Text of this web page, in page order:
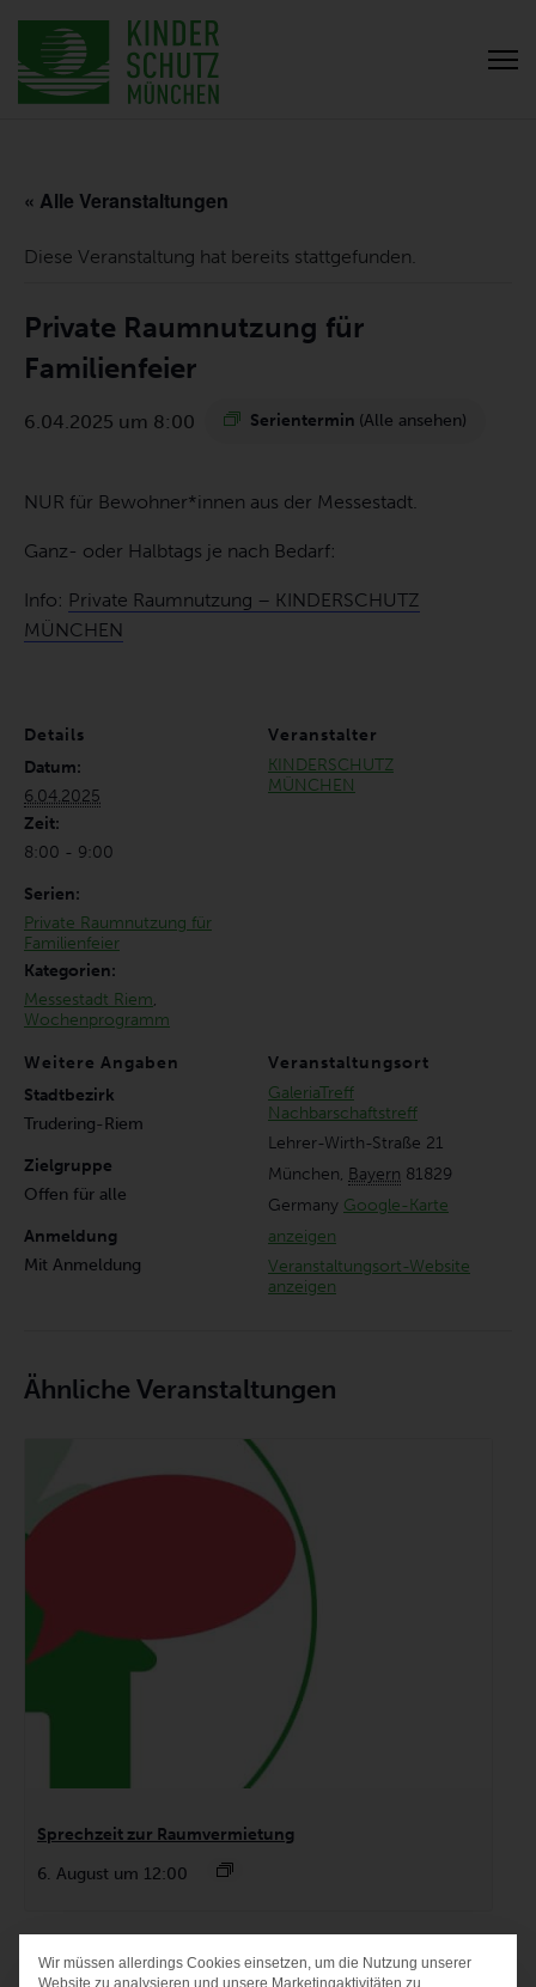
« Alle Veranstaltungen
Diese Veranstaltung hat bereits stattgefunden.
Private Raumnutzung für
Familienfeier
6.04.2025 um 8:00 Serientermin (Alle ansehen)
NUR für Bewohner*innen aus der Messestadt.
Ganz- oder Halbtags je nach Bedarf:
Info: Private Raumnutzung – KINDERSCHUTZ
MÜNCHEN
Details
Datum:
6.04.2025
Zeit:
8:00 - 9:00
Serien:
Private Raumnutzung für
Familienfeier
Kategorien:
Messestadt Riem,
Wochenprogramm
Veranstaltungsort
GaleriaTreff
Nachbarschaftstreff
Lehrer-Wirth-Straße 21
München, Bayern 81829
Germany Google-Karte
anzeigen
Veranstaltungsort-Website
anzeigen
Veranstalter
KINDERSCHUTZ
MÜNCHEN
Weitere Angaben
Stadtbezirk
Trudering-Riem
Zielgruppe
Offen für alle
Anmeldung
Mit Anmeldung
Ähnliche Veranstaltungen
Sprechzeit zur Raumvermietung
6. August um 12:00
DATENSCHUTZ-
Wir müssen allerdings Cookies einsetzen, um die Nutzung unserer
Website zu analysieren und unsere Marketingaktivitäten zu